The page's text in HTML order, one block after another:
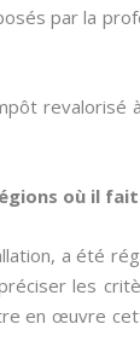
par la
revalorisé
où il
a été
les
en œuvre